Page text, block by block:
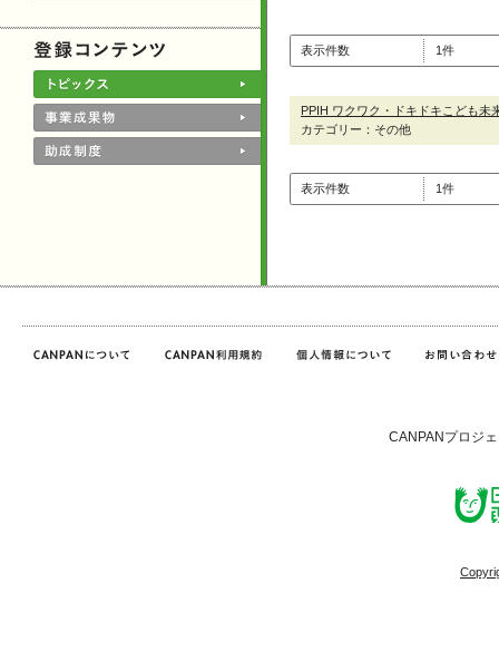
表示件数 1件
PPIH ワクワク・ドキドキこども
カテゴリー：その他
表示件数 1件
CANPANプロジ